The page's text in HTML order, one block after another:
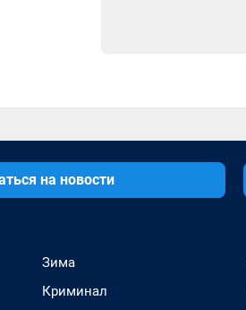
на новости
Зима
Криминал